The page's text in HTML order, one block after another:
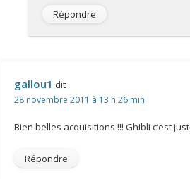
Répondre
gallou1 dit :
28 novembre 2011 à 13 h 26 min
Bien belles acquisitions !!! Ghibli c’est
Répondre